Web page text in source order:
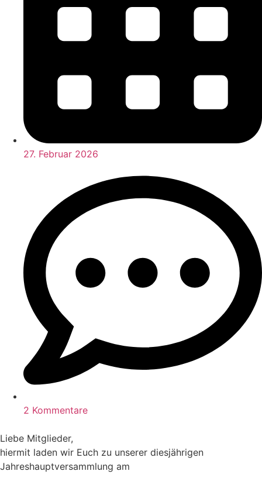
27. Februar 2026
2 Kommentare
Liebe Mitglieder,
hiermit laden wir Euch zu unserer diesjährigen
Jahreshauptversammlung am